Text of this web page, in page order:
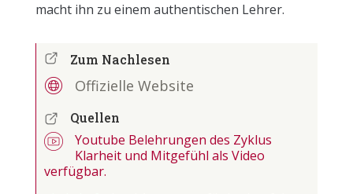
macht ihn zu einem authentischen Lehrer.
Zum Nachlesen
Offizielle Website
Quellen
Youtube Belehrungen des Zyklus
Klarheit und Mitgefühl als Video
verfügbar.